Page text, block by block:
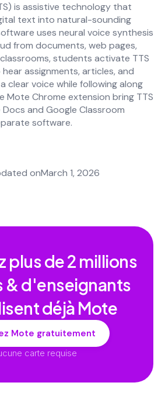
is assistive technology that
text into natural-sounding
uses neural voice synthesis
from documents, web pages,
students activate TTS
assignments, articles, and
clear voice while following along
Mote Chrome extension bring TTS
and Google Classroom
software.
onMarch 1, 2026
plus de2 millions
& d'enseignants
déjà Mote
Mote gratuitement
carte requise